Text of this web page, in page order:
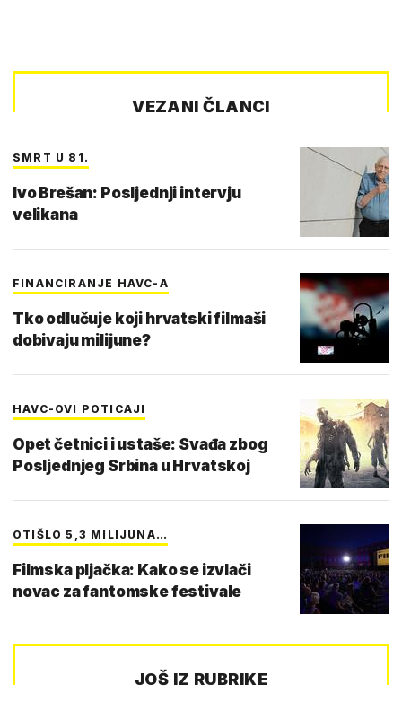
VEZANI ČLANCI
SMRT U 81.
Ivo Brešan: Posljednji intervju
velikana
FINANCIRANJE HAVC-A
Tko odlučuje koji hrvatski filmaši
dobivaju milijune?
HAVC-OVI POTICAJI
Opet četnici i ustaše: Svađa zbog
Posljednjeg Srbina u Hrvatskoj
OTIŠLO 5,3 MILIJUNA…
Filmska pljačka: Kako se izvlači
novac za fantomske festivale
JOŠ IZ RUBRIKE